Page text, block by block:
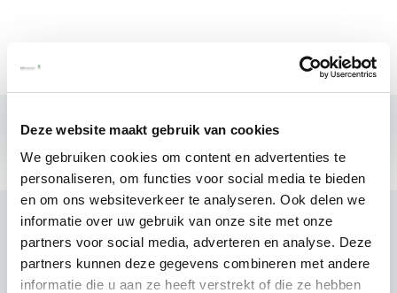
Deze website maakt gebruik van cookies
We gebruiken cookies om content en advertenties te
personaliseren, om functies voor social media te bieden
en om ons websiteverkeer te analyseren. Ook delen we
informatie over uw gebruik van onze site met onze
partners voor social media, adverteren en analyse. Deze
partners kunnen deze gegevens combineren met andere
informatie die u aan ze heeft verstrekt of die ze hebben